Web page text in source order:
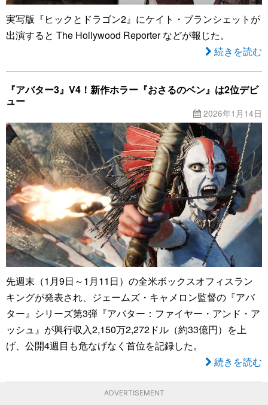
実写版『ヒックとドラゴン2』にケイト・ブランシェットが
出演すると The Hollywood Reporter などが報じた。
続きを読む
『アバター3』V4！新作ホラー『おさるのベン』は2位デビ
ュー
2026年1月14日
先週末（1月9日～1月11日）の全米ボックスオフィスラン
キングが発表され、ジェームズ・キャメロン監督の『アバ
ター』シリーズ第3弾『アバター：ファイヤー・アンド・ア
ッシュ』が興行収入2,150万2,272ドル（約33億円）を上
げ、公開4週目も危なげなく首位を記録した。
続きを読む
ADVERTISEMENT